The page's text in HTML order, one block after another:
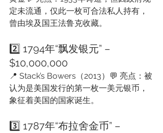
定未流通，仅此一枚可合法私人持有，
曾由埃及国王法鲁克收藏。
2️⃣ 1794年“飘发银元” –
$10,000,000
📍 Stack’s Bowers（2013）💬 亮点：被
认为是美国发行的第一枚一美元银币，
象征着美国的国家诞生。
3️⃣ 1787年“布拉舍金币” –